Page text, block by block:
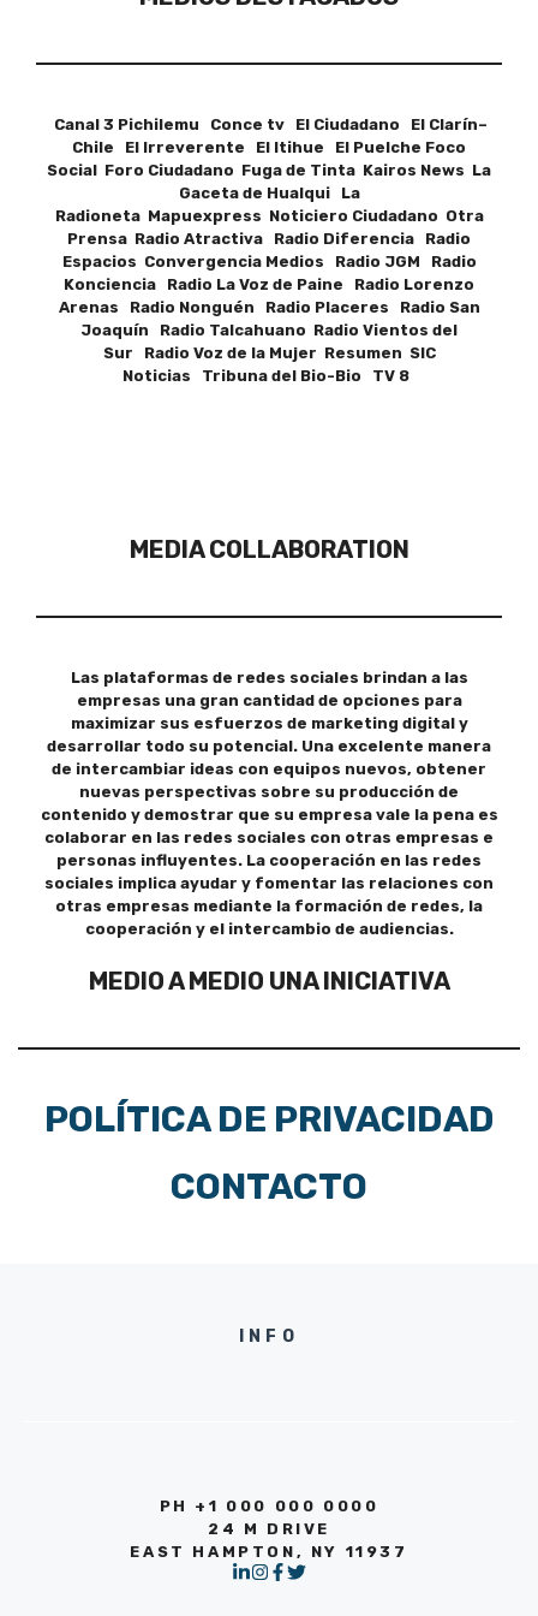
Canal 3 Pichilemu Conce tv El Ciudadano El Clarín–
Chile El Irreverente El Itihue El Puelche Foco
Social Foro Ciudadano Fuga de Tinta Kairos News La
Gaceta de Hualqui La
Radioneta Mapuexpress Noticiero Ciudadano Otra
Prensa Radio Atractiva Radio Diferencia Radio
Espacios Convergencia Medios Radio JGM Radio
Konciencia Radio La Voz de Paine Radio Lorenzo
Arenas Radio Nonguén Radio Placeres Radio San
Joaquín Radio Talcahuano Radio Vientos del
Sur Radio Voz de la Mujer Resumen SIC
Noticias Tribuna del Bio-Bio TV 8
MEDIA COLLABORATION
Las plataformas de redes sociales brindan a las
empresas una gran cantidad de opciones para
maximizar sus esfuerzos de marketing digital y
desarrollar todo su potencial. Una excelente manera
de intercambiar ideas con equipos nuevos, obtener
nuevas perspectivas sobre su producción de
contenido y demostrar que su empresa vale la pena es
colaborar en las redes sociales con otras empresas e
personas influyentes. La cooperación en las redes
sociales implica ayudar y fomentar las relaciones con
otras empresas mediante la formación de redes, la
cooperación y el intercambio de audiencias.
MEDIO A MEDIO UNA INICIATIVA
POLÍTICA DE PRIVACIDAD
CONTACTO
INFO
PH +1 000 000 0000
24 M DRIVE
EAST HAMPTON, NY 11937